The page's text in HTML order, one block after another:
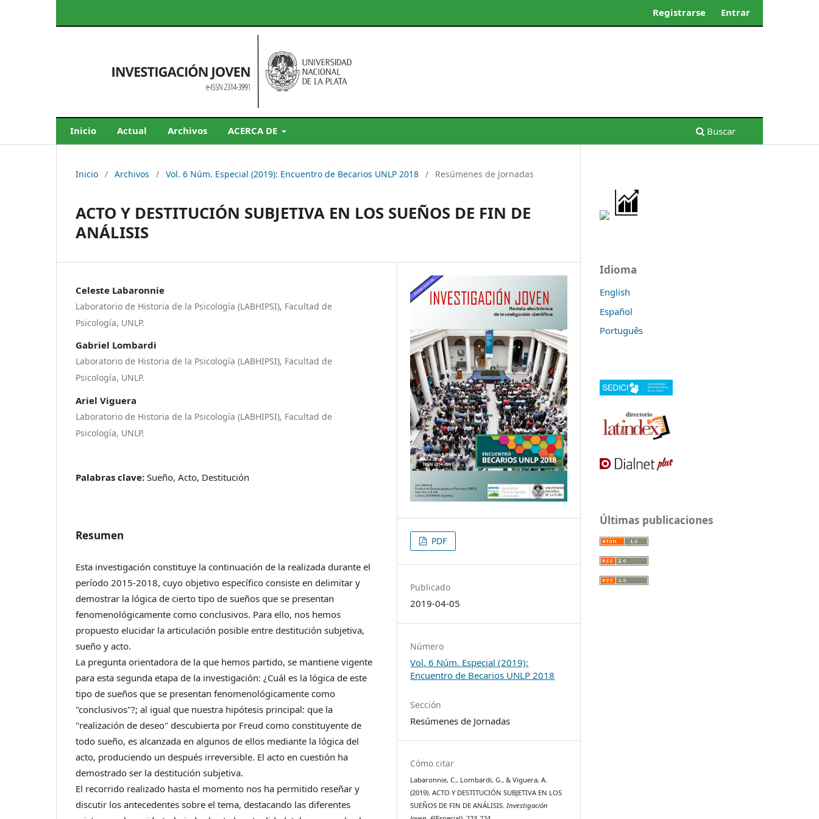
Inicio Actual Archivos ACERCA DE Buscar
Registrarse Entrar
Inicio / Archivos / Vol. 6 Núm. Especial (2019): Encuentro de Becarios UNLP 2018 / Resúmenes de Jornadas
ACTO Y DESTITUCIÓN SUBJETIVA EN LOS SUEÑOS DE FIN DE
ANÁLISIS
Celeste Labaronnie
Laboratorio de Historia de la Psicología (LABHIPSI), Facultad de
Psicología, UNLP.
Gabriel Lombardi
Laboratorio de Historia de la Psicología (LABHIPSI), Facultad de
Psicología, UNLP.
Ariel Viguera
Laboratorio de Historia de la Psicología (LABHIPSI), Facultad de
Psicología, UNLP.
Palabras clave:Sueño, Acto, Destitución
Resumen
Esta investigación constituye la continuación de la realizada durante el
período 2015-2018, cuyo objetivo específico consiste en delimitar y
demostrar la lógica de cierto tipo de sueños que se presentan
fenomenológicamente como conclusivos. Para ello, nos hemos
propuesto elucidar la articulación posible entre destitución subjetiva,
sueño y acto.
La pregunta orientadora de la que hemos partido, se mantiene vigente
para esta segunda etapa de la investigación: ¿Cuál es la lógica de este
tipo de sueños que se presentan fenomenológicamente como
"conclusivos"?; al igual que nuestra hipótesis principal: que la
"realización de deseo" descubierta por Freud como constituyente de
todo sueño, es alcanzada en algunos de ellos mediante la lógica del
acto, produciendo un después irreversible. El acto en cuestión ha
demostrado ser la destitución subjetiva.
El recorrido realizado hasta el momento nos ha permitido reseñar y
discutir los antecedentes sobre el tema, destacando las diferentes
PDF
Publicado
2019-04-05
Número
Vol. 6 Núm. Especial (2019):
Encuentro de Becarios UNLP 2018
Sección
Resúmenes de Jornadas
Cómo citar
Labaronnie, C., Lombardi, G., & Viguera, A.
(2019). ACTO Y DESTITUCIÓN SUBJETIVA EN LOS
SUEÑOS DE FIN DE ANÁLISIS.Investigación
Idioma
English
Español
Português
Últimas publicaciones